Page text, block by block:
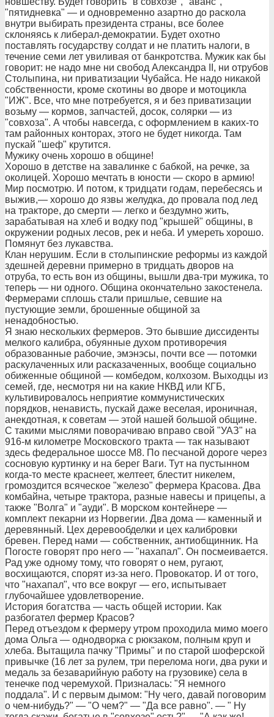
"пятидневка" — и одновременно азартно до раскола
внутри выбирать президента страны, все более
склоняясь к либерал-демократии. Будет охотно
поставлять государству солдат и не платить налоги, в
течение семи лет увиливая от банкротства. Мужик как бы
говорит: не надо мне ни свобод Александра II, ни отрубов
Столыпина, ни приватизации Чубайса. Не надо никакой
собственности, кроме скотины во дворе и мотоцикла
"ИЖ". Все, что мне потребуется, я и без приватизации
возьму — кормов, запчастей, досок, солярки — из
"совхоза". А чтобы навсегда, с оформлением в каких-то
там районных конторах, этого не будет никогда. Там
пускай "шеф" крутится.
Мужику очень хорошо в общине!
Хорошо в детстве на завалинке с бабкой, на речке, за
околицей. Хорошо мечтать в юности — скоро в армию!
Мир посмотрю. И потом, к тридцати годам, перебесясь и
выжив,— хорошо до язвы желудка, до провала под лед
на тракторе, до смерти — легко и бездумно жить,
зарабатывая на хлеб и водку под "крышей" общины, в
окружении родных лесов, рек и неба. И умереть хорошо.
Помянут без лукавства.
Клан нерушим. Если в столыпинские реформы из каждой
здешней деревни примерно в тридцать дворов на
отруба, то есть вон из общины, вышли два-три мужика, то
теперь — ни одного. Община окончательно закостенела.
Фермерами сплошь стали пришлые, севшие на
пустующие земли, брошенные общиной за
ненадобностью.
Я знаю нескольких фермеров. Это бывшие диссиденты
мелкого калибра, обуянные духом противоречия
образованные рабочие, эмэнэсы, почти все — потомки
раскулаченных или расказаченных, вообще социально
обиженные общиной — комбедом, колхозом. Выходцы из
семей, где, несмотря ни на какие НКВД или КГБ,
культивировалось неприятие коммунистических
порядков, ненависть, пускай даже веселая, ироничная,
анекдотная, к советам — этой нашей большой общине.
С такими мыслями поворачиваю вправо свой "УАЗ" на
916-м километре Московского тракта — так называют
здесь федеральное шоссе М8. По песчаной дороге через
сосновую куртинку и на берег Ваги. Тут на пустынном
когда-то месте краснеет, желтеет, блестит никелем,
громоздится всяческое "железо" фермера Красова. Два
комбайна, четыре трактора, разные навесы и прицепы, а
также "Волга" и "ауди". В морском контейнере —
комплект пекарни из Норвегии. Два дома — каменный и
деревянный. Цех деревообделки и цех калибровки
бревен. Перед нами — собственник, антиобщинник. На
Погосте говорят про него — "нахапал". Он посмеивается.
Рад уже одному тому, что говорят о нем, ругают,
восхищаются, спорят из-за него. Провокатор. И от того,
что "нахапал", что все вокруг — его, испытывает
глубочайшее удовлетворение.
История богатства — часть общей истории. Как
разбогател фермер Красов?
Перед отъездом к фермеру утром проходила мимо моего
дома Ольга — однодворка с рюкзаком, полным круп и
хлеба. Вытащила пачку "Примы" и по старой шоферской
привычке (16 лет за рулем, три перелома ноги, два руки и
медаль за безаварийную работу на грузовике) села в
тенечке под черемухой. Призналась: "Я немного
поддала". И с первым дымом: "Ну чего, давай поговорим
о чем-нибудь?" — "О чем?" — "Да все равно". — " Ну